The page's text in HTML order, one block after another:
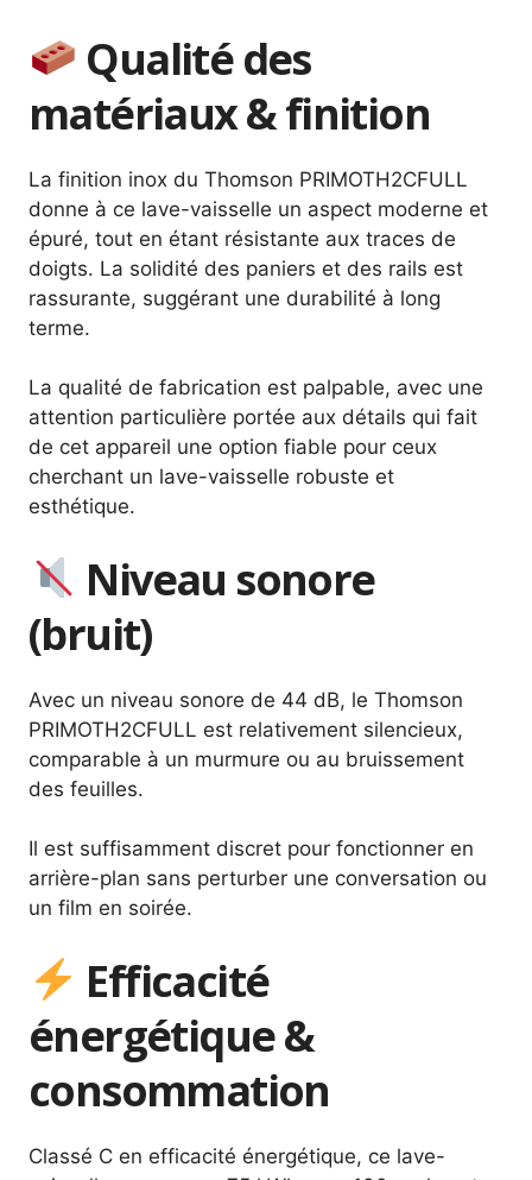
Qualité des
matériaux & finition
La finition inox du Thomson PRIMOTH2CFULL
donne à ce lave-vaisselle un aspect moderne et
épuré, tout en étant résistante aux traces de
doigts. La solidité des paniers et des rails est
rassurante, suggérant une durabilité à long
terme.
La qualité de fabrication est palpable, avec une
attention particulière portée aux détails qui fait
de cet appareil une option fiable pour ceux
cherchant un lave-vaisselle robuste et
esthétique.
Niveau sonore
(bruit)
Avec un niveau sonore de 44 dB, le Thomson
PRIMOTH2CFULL est relativement silencieux,
comparable à un murmure ou au bruissement
des feuilles.
Il est suffisamment discret pour fonctionner en
arrière-plan sans perturber une conversation ou
un film en soirée.
Efficacité
énergétique &
consommation
Classé C en efficacité énergétique, ce lave-